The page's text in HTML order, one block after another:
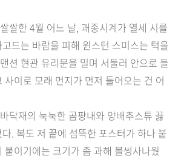
쌀한 4월 어느 날, 괘종시계가 열세 시를
드는 바람을 피해 윈스턴 스미스는 턱을
션 현관 유리문을 밀며 서둘러 안으로 들
사이로 모래 먼지가 먼저 들어오는 건 어
닥재의 눅눅한 곰팡내와 양배추스튜 끓
. 복도 저 끝에 섬뜩한 포스터가 하나 붙
붙이기에는 크기가 좀 과해 볼썽사나웠